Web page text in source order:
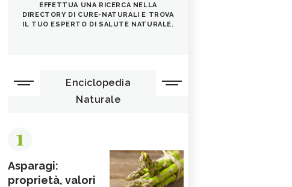
EFFETTUA UNA RICERCA NELLA
DIRECTORY DI CURE-NATURALI E TROVA
IL TUO ESPERTO DI SALUTE NATURALE.
Enciclopedia
Naturale
1
Asparagi:
proprietà, valori